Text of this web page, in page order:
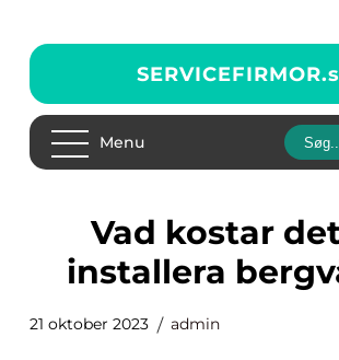
SERVICEFIRMOR.
Menu
vad kostar det att
installera
21 oktober 2023 admin